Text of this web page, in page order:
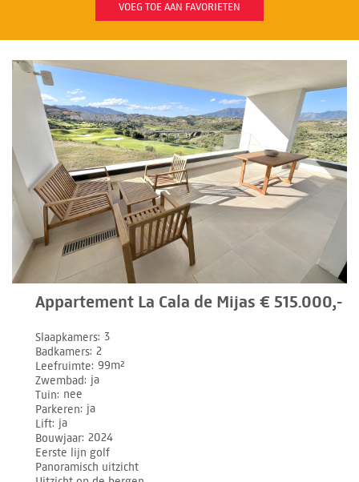
VOEG TOE AAN FAVORIETEN
Appartement La Cala de Mijas € 515.000,-
Slaapkamers 3
Badkamers 2
Leefruimte 99m²
Zwembad ja
Tuin nee
Parkeren ja
Lift ja
Bouwjaar 2024
Eerste lijn golf
Panoramisch uitzicht